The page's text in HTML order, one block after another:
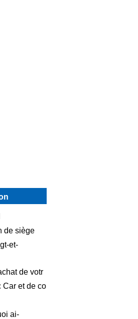
de siège
et-
de votr
Car et de co
ai-